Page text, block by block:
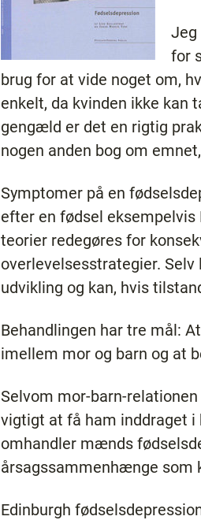
Jeg
for
brug for at vide noget om,
enkelt, da kvinden ikke kan
gengæld er det en rigtig
nogen anden bog om
Symptomer på en
efter en fødsel eksempelvis
teorier redegøres for
overlevelsesstrategier.
udvikling og kan, hvis
Behandlingen har tre mål:
imellem mor og barn og at
Selvom mor-barn-
vigtigt at få ham inddraget i
omhandler mænds
årsagssammenhænge som
Edinburgh